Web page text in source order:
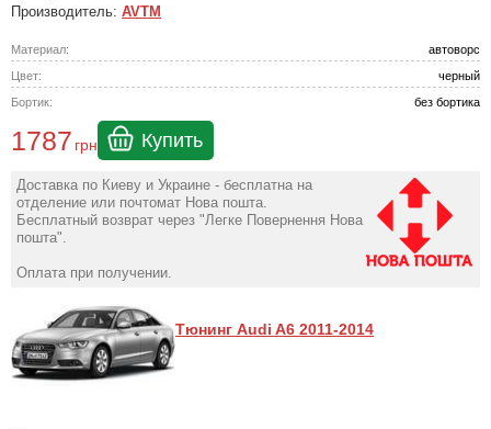
Производитель: AVTM
Материал:
автоворс
Цвет:
черный
Бортик:
без бортика
1787 грн Купить
Доставка по Киеву и Украине - бесплатна на
отделение или почтомат Нова пошта.
Бесплатный возврат через "Легке Повернення Нова
пошта".
Оплата при получении.
Тюнинг Audi A6 2011-2014